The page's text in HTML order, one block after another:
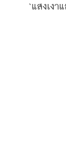
‘แสงเง